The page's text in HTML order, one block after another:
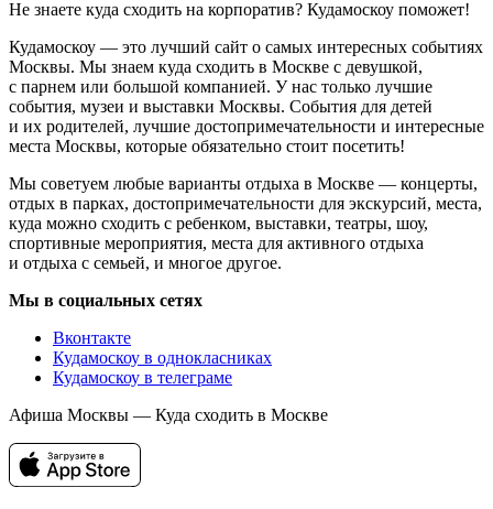
Не знаете куда сходить на корпоратив? Кудамоскоу поможет!
Кудамоскоу — это лучший сайт о самых интересных событиях
Москвы. Мы знаем куда сходить в Москве с девушкой,
с парнем или большой компанией. У нас только лучшие
события, музеи и выставки Москвы. События для детей
и их родителей, лучшие достопримечательности и интересные
места Москвы, которые обязательно стоит посетить!
Мы советуем любые варианты отдыха в Москве — концерты,
отдых в парках, достопримечательности для экскурсий, места,
куда можно сходить с ребенком, выставки, театры, шоу,
спортивные мероприятия, места для активного отдыха
и отдыха с семьей, и многое другое.
Мы в социальных сетях
Вконтакте
Кудамоскоу в однокласниках
Кудамоскоу в телеграме
Афиша Москвы — Куда сходить в Москве